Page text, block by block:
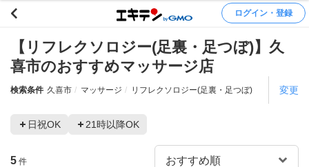
ログイン・登録
【リフレクソロジー(足裏・足つぼ)】久
喜市のおすすめマッサージ店
検索条件 久喜市 マッサージ リフレクソロジー(足裏・足つぼ) 変更
日祝OK 21時以降OK
5 件